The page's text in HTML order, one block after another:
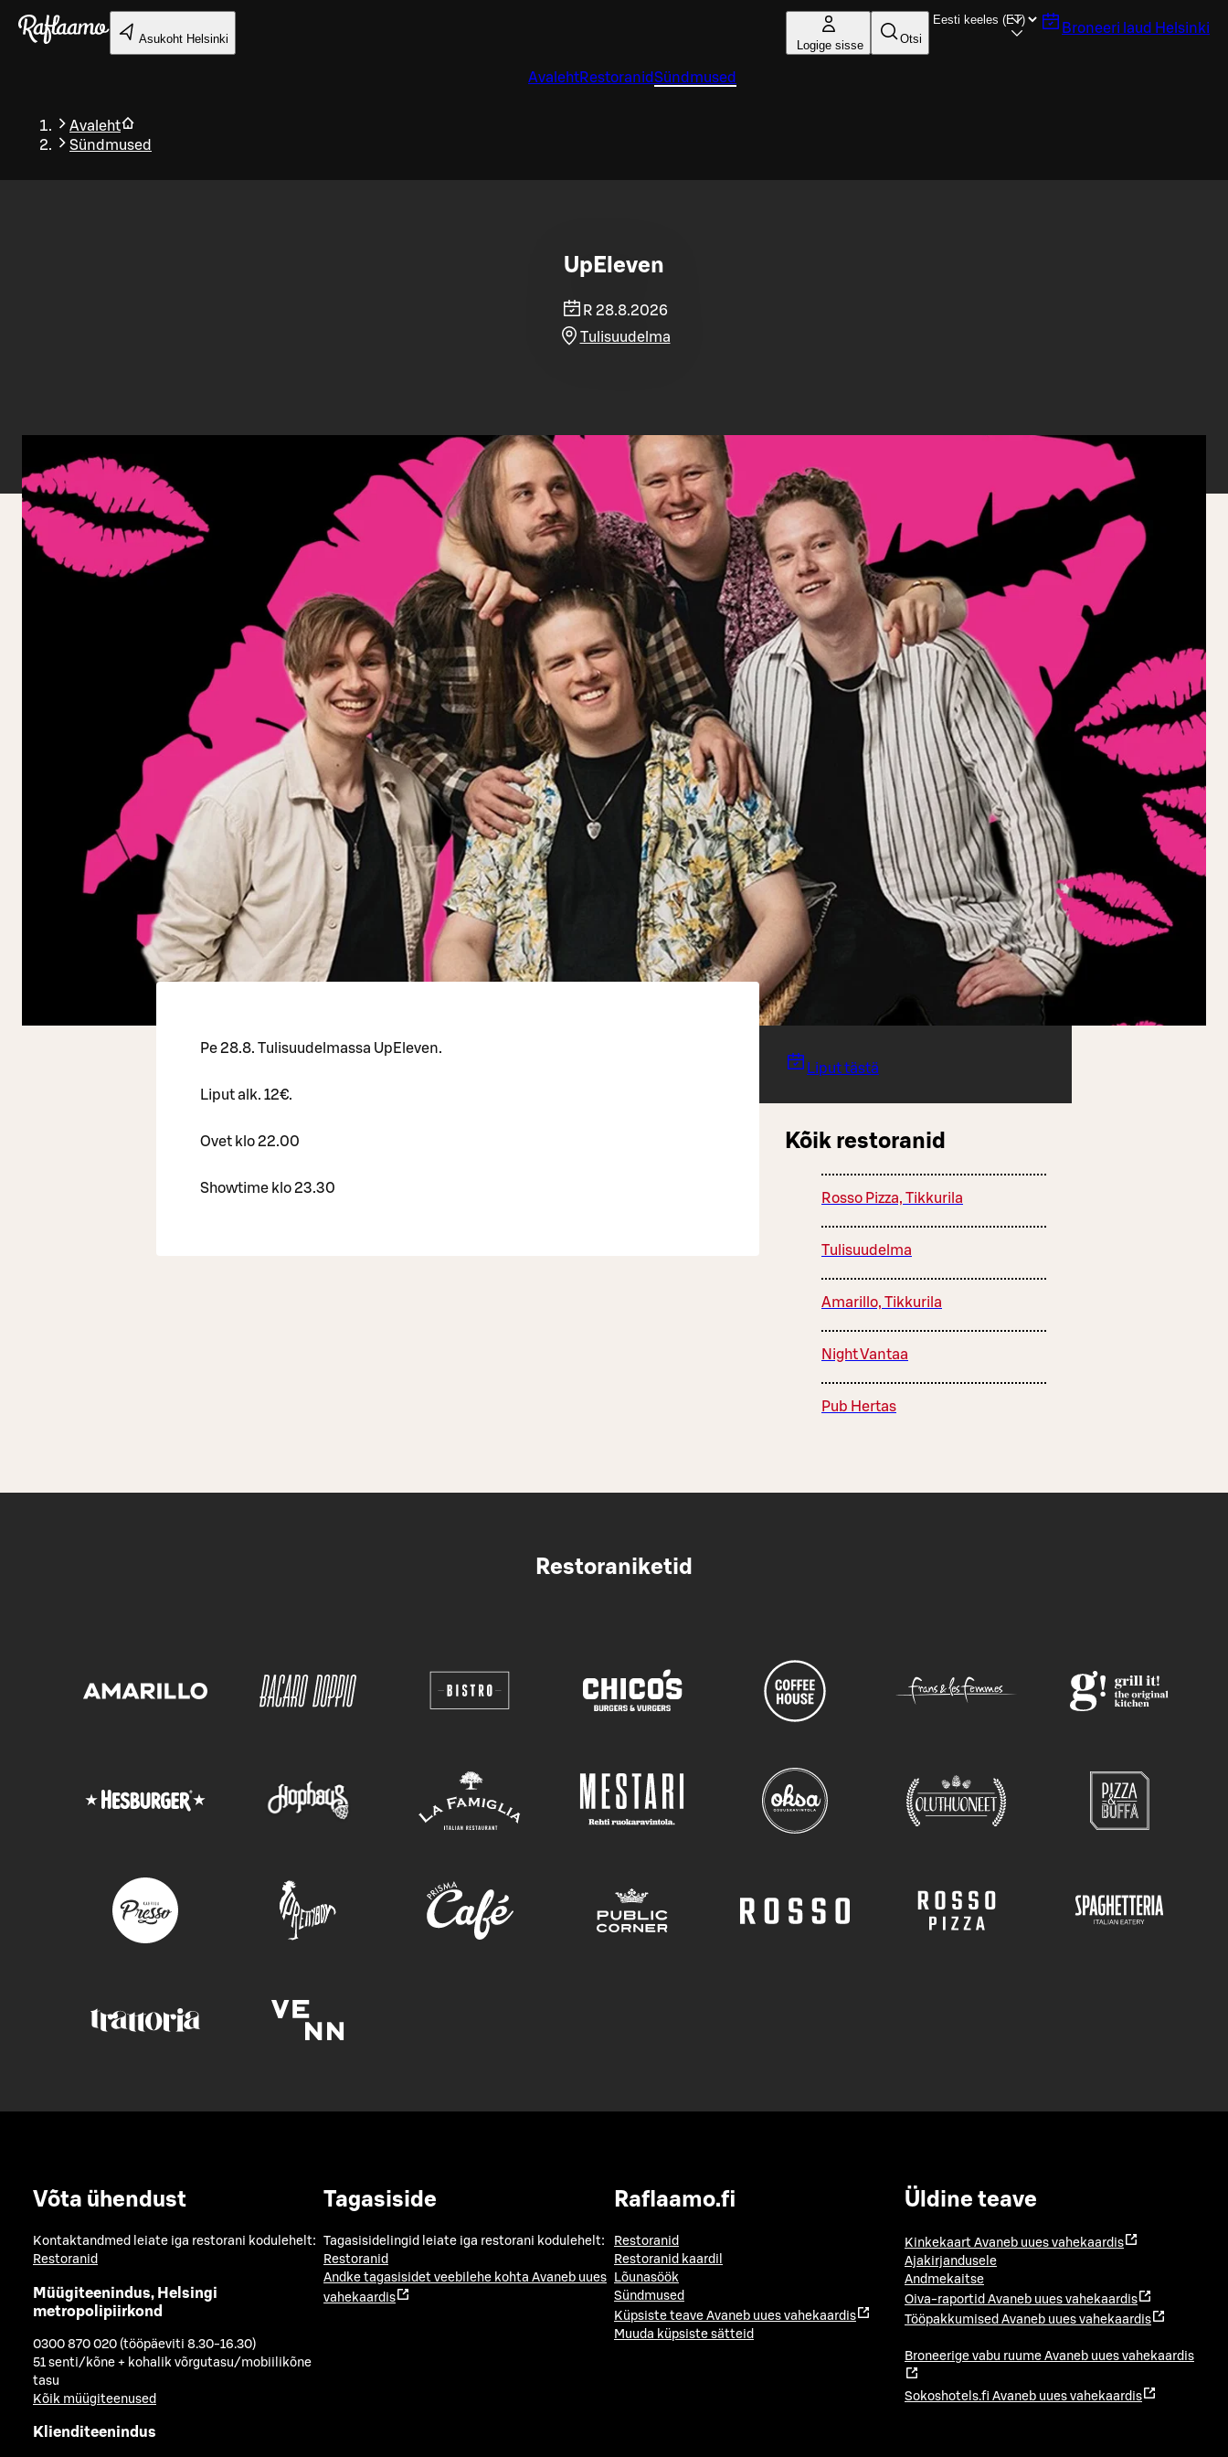
Liigu peamise sisu juurde
Asukoht Helsinki Logige sisse Otsi
Broneeri laud Helsinki
AvalehtRestoranidSündmused
Avaleht
Sündmused
Tagasi
UpEleven
R 28.8.2026
Tulisuudelma
Pe 28.8. Tulisuudelmassa UpEleven.
Liput alk. 12€.
Ovet klo 22.00
Showtime klo 23.30
Liput tästä
Kõik restoranid
Rosso Pizza, Tikkurila
Tulisuudelma
Amarillo, Tikkurila
Night Vantaa
Pub Hertas
Restoraniketid
Võta ühendust
Kontaktandmed leiate iga restorani kodulehelt:
Restoranid
Müügiteenindus, Helsingi
metropolipiirkond
0300 870 020 (tööpäeviti 8.30-16.30)
51 senti/kõne + kohalik võrgutasu/mobiilikõne
tasu
Kõik müügiteenused
Klienditeenindus
Tagasiside
Tagasisidelingid leiate iga restorani kodulehelt:
Restoranid
Andke tagasisidet veebilehe kohta Avaneb uues
vahekaardis
Raflaamo.fi
Restoranid
Restoranid kaardil
Lõunasöök
Sündmused
Küpsiste teave Avaneb uues vahekaardis
Muuda küpsiste sätteid
Üldine teave
Kinkekaart Avaneb uues vahekaardis
Ajakirjandusele
Andmekaitse
Oiva-raportid Avaneb uues vahekaardis
Tööpakkumised Avaneb uues vahekaardis
Broneerige vabu ruume Avaneb uues vahekaardis
Sokoshotels.fi Avaneb uues vahekaardis